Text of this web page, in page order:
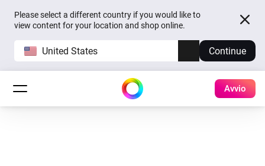
Please select a different country if you would like to
view content for your location and shop online.
United States Continue
Avvio